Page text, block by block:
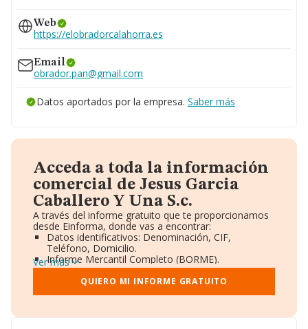
Web
https://elobradorcalahorra.es
Email
obrador.pan@gmail.com
Datos aportados por la empresa. Saber más
Acceda a toda la información
comercial de Jesus Garcia
Caballero Y Una S.c.
A través del informe gratuito que te proporcionamos
desde Einforma, donde vas a encontrar:
Datos identificativos: Denominación, CIF,
Teléfono, Domicilio.
Informe Mercantil Completo (BORME).
Gráficos de Evolución Ventas y Empleados.
Consejo de Administración y Administradores.
Directivos y Ejecutivos.
Ver más
QUIERO MI INFORME GRATUITO